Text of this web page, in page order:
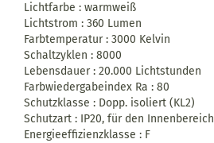
Lichtfarbe : warmweiß
Lichtstrom : 360 Lumen
Farbtemperatur : 3000 Kelvin
Schaltzyklen : 8000
Lebensdauer : 20.000 Lichtstunden
Farbwiedergabeindex Ra : 80
Schutzklasse : Dopp. isoliert (KL2)
Schutzart : IP20, für den Innenbereich
Energieeffizienzklasse : F